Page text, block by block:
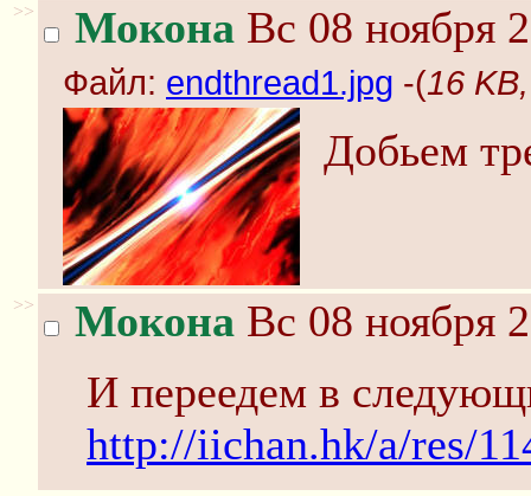
>> Мокона Вс 08 ноября
Файл: endthread1.jpg -(16
Добьем
>> Мокона Вс 08 ноября
И переедем в
http://iichan.hk/a/res/